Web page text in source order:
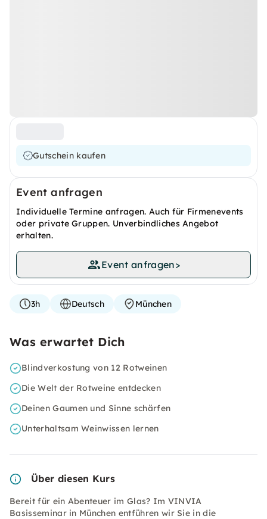
Gutschein kaufen
Event anfragen
Individuelle Termine anfragen. Auch für Firmenevents
oder private Gruppen. Unverbindliches Angebot
erhalten.
Event anfragen>
3h Deutsch München
Was erwartet Dich
Blindverkostung von 12 Rotweinen
Die Welt der Rotweine entdecken
Deinen Gaumen und Sinne schärfen
Unterhaltsam Weinwissen lernen
Über diesen Kurs
Bereit für ein Abenteuer im Glas? Im VINVIA
Basisseminar in München entführen wir Sie in die